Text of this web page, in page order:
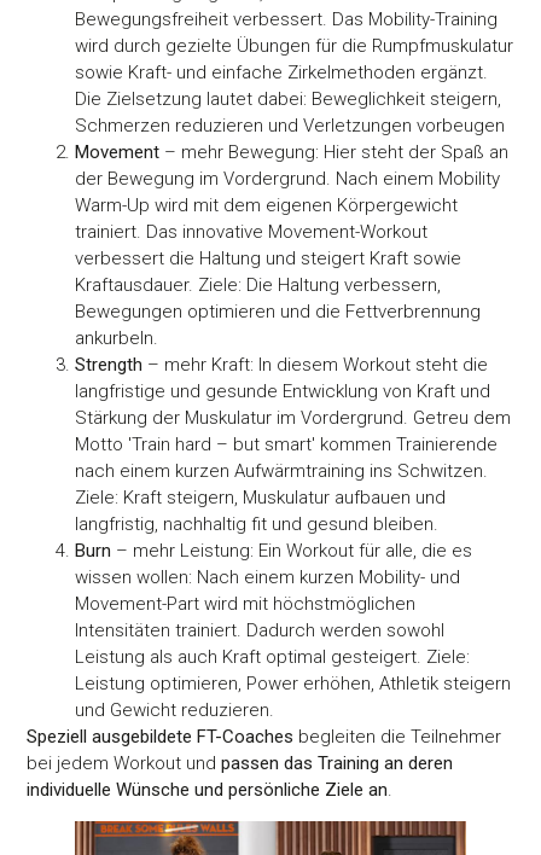
Bewegungsfreiheit verbessert. Das Mobility-Training
wird durch gezielte Übungen für die Rumpfmuskulatur
sowie Kraft- und einfache Zirkelmethoden ergänzt.
Die Zielsetzung lautet dabei: Beweglichkeit steigern,
Schmerzen reduzieren und Verletzungen vorbeugen
Movement – mehr Bewegung: Hier steht der Spaß an
der Bewegung im Vordergrund. Nach einem Mobility
Warm-Up wird mit dem eigenen Körpergewicht
trainiert. Das innovative Movement-Workout
verbessert die Haltung und steigert Kraft sowie
Kraftausdauer. Ziele: Die Haltung verbessern,
Bewegungen optimieren und die Fettverbrennung
ankurbeln.
Strength – mehr Kraft: In diesem Workout steht die
langfristige und gesunde Entwicklung von Kraft und
Stärkung der Muskulatur im Vordergrund. Getreu dem
Motto 'Train hard – but smart' kommen Trainierende
nach einem kurzen Aufwärmtraining ins Schwitzen.
Ziele: Kraft steigern, Muskulatur aufbauen und
langfristig, nachhaltig fit und gesund bleiben.
Burn – mehr Leistung: Ein Workout für alle, die es
wissen wollen: Nach einem kurzen Mobility- und
Movement-Part wird mit höchstmöglichen
Intensitäten trainiert. Dadurch werden sowohl
Leistung als auch Kraft optimal gesteigert. Ziele:
Leistung optimieren, Power erhöhen, Athletik steigern
und Gewicht reduzieren.
Speziell ausgebildete FT-Coaches begleiten die Teilnehmer
bei jedem Workout undpassen das Training an deren
individuelle Wünsche und persönliche Ziele an